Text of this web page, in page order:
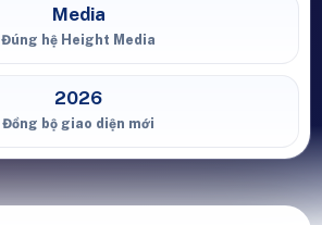
Media
Đúng hệ Height Media
2026
Đồng bộ giao diện mới